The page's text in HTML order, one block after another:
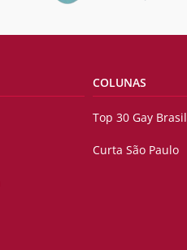
COLUNAS
Top 30 Gay Brasil
Curta São Paulo